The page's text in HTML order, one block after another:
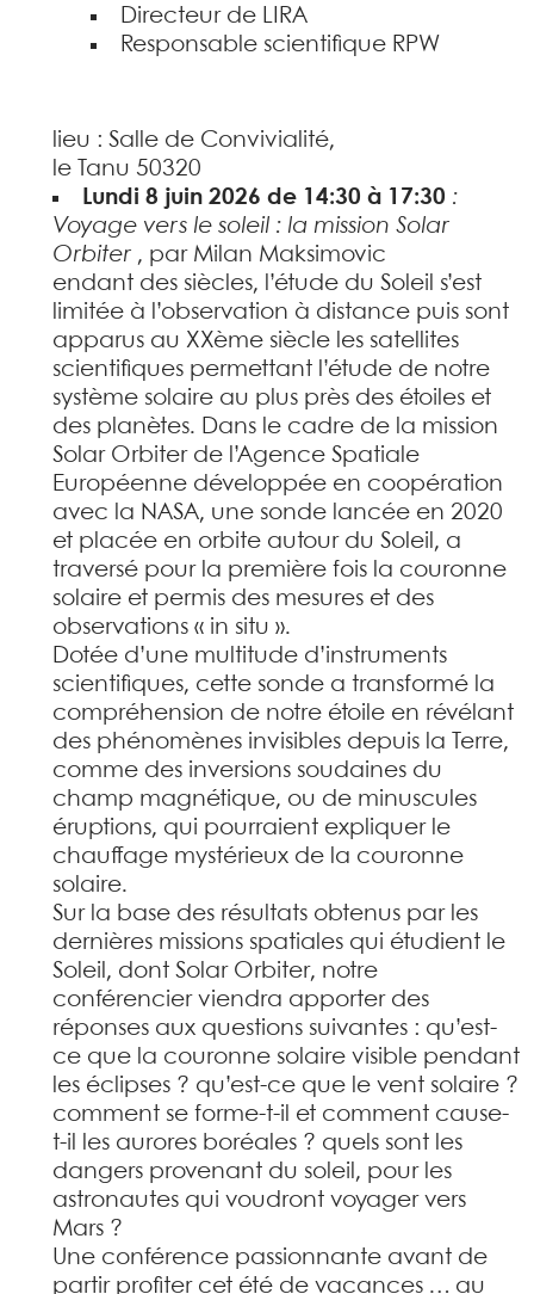
Directeur de LIRA
Responsable scientifique RPW
lieu : Salle de Convivialité,
le Tanu 50320
Lundi 8 juin 2026 de 14:30 à 17:30 :
Voyage vers le soleil : la mission Solar
Orbiter , par Milan Maksimovic
endant des siècles, l’étude du Soleil s’est
limitée à l’observation à distance puis sont
apparus au XXème siècle les satellites
scientifiques permettant l’étude de notre
système solaire au plus près des étoiles et
des planètes. Dans le cadre de la mission
Solar Orbiter de l’Agence Spatiale
Européenne développée en coopération
avec la NASA, une sonde lancée en 2020
et placée en orbite autour du Soleil, a
traversé pour la première fois la couronne
solaire et permis des mesures et des
observations « in situ ».
Dotée d’une multitude d’instruments
scientifiques, cette sonde a transformé la
compréhension de notre étoile en révélant
des phénomènes invisibles depuis la Terre,
comme des inversions soudaines du
champ magnétique, ou de minuscules
éruptions, qui pourraient expliquer le
chauffage mystérieux de la couronne
solaire.
Sur la base des résultats obtenus par les
dernières missions spatiales qui étudient le
Soleil, dont Solar Orbiter, notre
conférencier viendra apporter des
réponses aux questions suivantes : qu’est-
ce que la couronne solaire visible pendant
les éclipses ? qu’est-ce que le vent solaire ?
comment se forme-t-il et comment cause-
t-il les aurores boréales ? quels sont les
dangers provenant du soleil, pour les
astronautes qui voudront voyager vers
Mars ?
Une conférence passionnante avant de
partir profiter cet été de vacances … au